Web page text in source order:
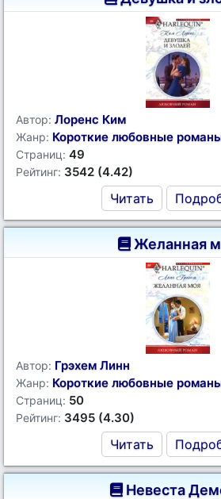
Автор: Лоренс Ким
Жанр: Короткие любовные
Страниц: 49
Рейтинг: 3542 (4.42)
Читать
Желанная
Автор: Грэхем Линн
Жанр: Короткие любовные
Страниц: 50
Рейтинг: 3495 (4.30)
Читать
Невеста